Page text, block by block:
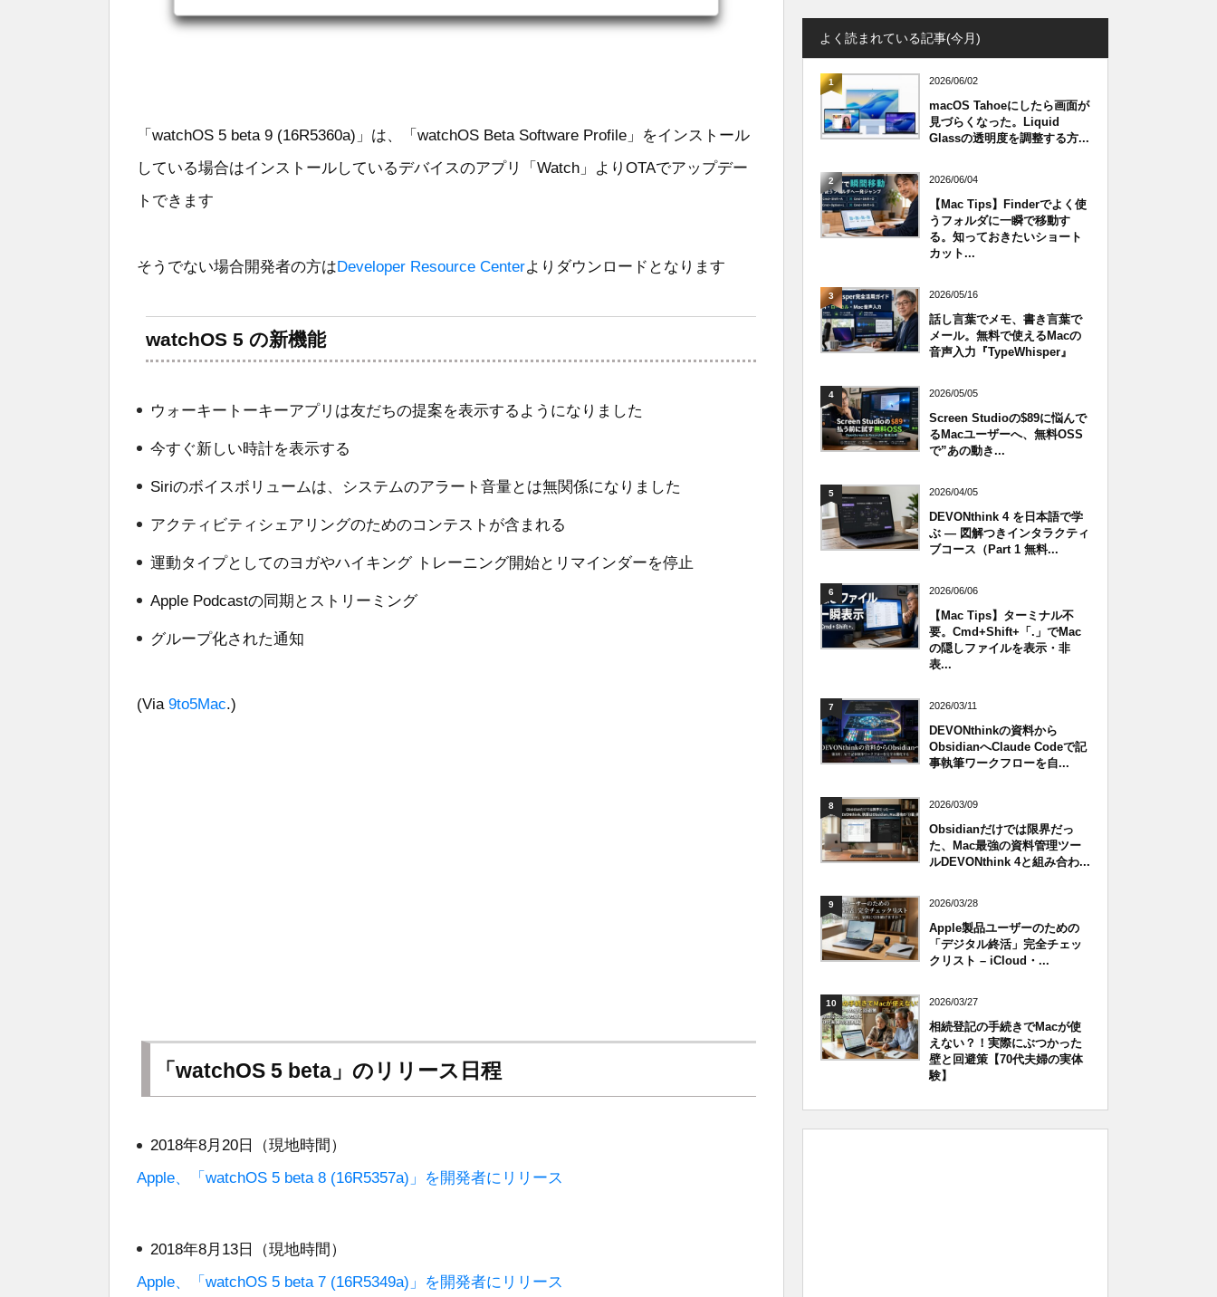
「watchOS 5 beta 9 (16R5360a)」は、「watchOS Beta Software Profile」をインストール
している場合はインストールしているデバイスのアプリ「Watch」よりOTAでアップデー
トできます
そうでない場合開発者の方はDeveloper Resource Centerよりダウンロードとなります
watchOS 5 の新機能
ウォーキートーキーアプリは友だちの提案を表示するようになりました
今すぐ新しい時計を表示する
Siriのボイスボリュームは、システムのアラート音量とは無関係になりました
アクティビティシェアリングのためのコンテストが含まれる
運動タイプとしてのヨガやハイキング トレーニング開始とリマインダーを停止
Apple Podcastの同期とストリーミング
グループ化された通知
(Via 9to5Mac.)
「watchOS 5 beta」のリリース日程
2018年8月20日（現地時間）
Apple、「watchOS 5 beta 8 (16R5357a)」を開発者にリリース
2018年8月13日（現地時間）
Apple、「watchOS 5 beta 7 (16R5349a)」を開発者にリリース
よく読まれている記事(今月)
1 2026/06/02
macOS Tahoeにしたら画面が
見づらくなった。Liquid
Glassの透明度を調整する方...
2 2026/06/04
【Mac Tips】Finderでよく使
うフォルダに一瞬で移動す
る。知っておきたいショート
カット...
3 2026/05/16
話し言葉でメモ、書き言葉で
メール。無料で使えるMacの
音声入力『TypeWhisper』
4 2026/05/05
Screen Studioの$89に悩んで
るMacユーザーへ、無料OSS
で”あの動き...
5 2026/04/05
DEVONthink 4 を日本語で学
ぶ — 図解つきインタラクティ
ブコース（Part 1 無料...
6 2026/06/06
【Mac Tips】ターミナル不
要。Cmd+Shift+「.」でMac
の隠しファイルを表示・非
表...
7 2026/03/11
DEVONthinkの資料から
ObsidianへClaude Codeで記
事執筆ワークフローを自...
8 2026/03/09
Obsidianだけでは限界だっ
た、Mac最強の資料管理ツー
ルDEVONthink 4と組み合わ...
9 2026/03/28
Apple製品ユーザーのための
「デジタル終活」完全チェッ
クリスト – iCloud・...
10 2026/03/27
相続登記の手続きでMacが使
えない？！実際にぶつかった
壁と回避策【70代夫婦の実体
験】